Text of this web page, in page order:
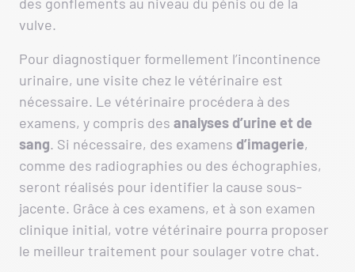
vulve.
Pour diagnostiquer formellement l’incontinence
urinaire, une visite chez le vétérinaire est
nécessaire. Le vétérinaire procédera à des
examens, y compris des analyses d’urine et de
sang. Si nécessaire, des examens d’imagerie,
comme des radiographies ou des échographies,
seront réalisés pour identifier la cause sous-
jacente. Grâce à ces examens, et à son examen
clinique initial, votre vétérinaire pourra proposer
le meilleur traitement pour soulager votre chat.